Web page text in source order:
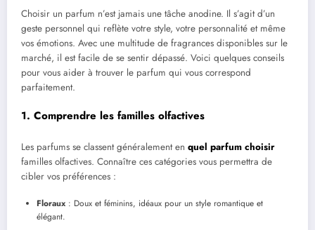
Choisir un parfum n’est jamais une tâche anodine. Il s’agit d’un
geste personnel qui reflète votre style, votre personnalité et même
vos émotions. Avec une multitude de fragrances disponibles sur le
marché, il est facile de se sentir dépassé. Voici quelques conseils
pour vous aider à trouver le parfum qui vous correspond
parfaitement.
1. Comprendre les familles olfactives
Les parfums se classent généralement en quel parfum choisir
familles olfactives. Connaître ces catégories vous permettra de
cibler vos préférences :
Floraux : Doux et féminins, idéaux pour un style romantique et
élégant.